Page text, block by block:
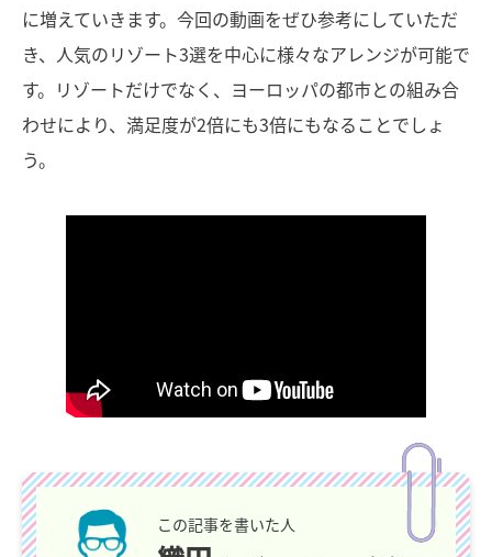
に増えていきます。今回の動画をぜひ参考にしていただ
き、人気のリゾート3選を中心に様々なアレンジが可能で
す。リゾートだけでなく、ヨーロッパの都市との組み合
わせにより、満足度が2倍にも3倍にもなることでしょ
う。
この記事を書いた人